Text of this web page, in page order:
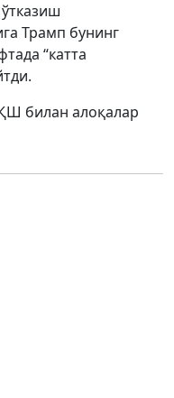
Трамп бунинг
“катта
билан алоқалар